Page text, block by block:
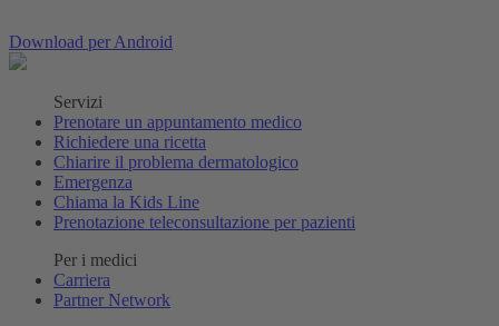
Download per Android
Servizi
Prenotare un appuntamento medico
Richiedere una ricetta
Chiarire il problema dermatologico
Emergenza
Chiama la Kids Line
Prenotazione teleconsultazione per pazienti
Per i medici
Carriera
Partner Network